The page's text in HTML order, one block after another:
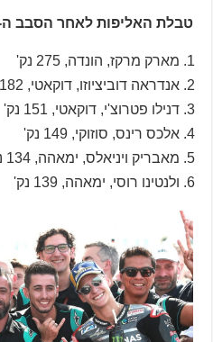
טבלת האליפות לאחר הסבב ה-
מארק מרקז, הונדה, 275 נק'
אנדראה דוביציוזו, דוקאטי, 182 נק'
דנילו פטרוצ'י, דוקאטי, 151 נק'
אלכס רינס, סוזוקי, 149 נק'
מאבריק ויניאלס, ימאהה, 134 נק'
ולנטינו רוסי, ימאהה, 139 נק'